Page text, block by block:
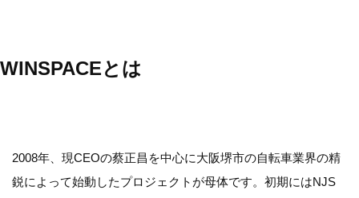
WINSPACEとは
2008年、現CEOの蔡正昌を中心に大阪堺市の自転車業界の精
鋭によって始動したプロジェクトが母体です。初期にはNJS